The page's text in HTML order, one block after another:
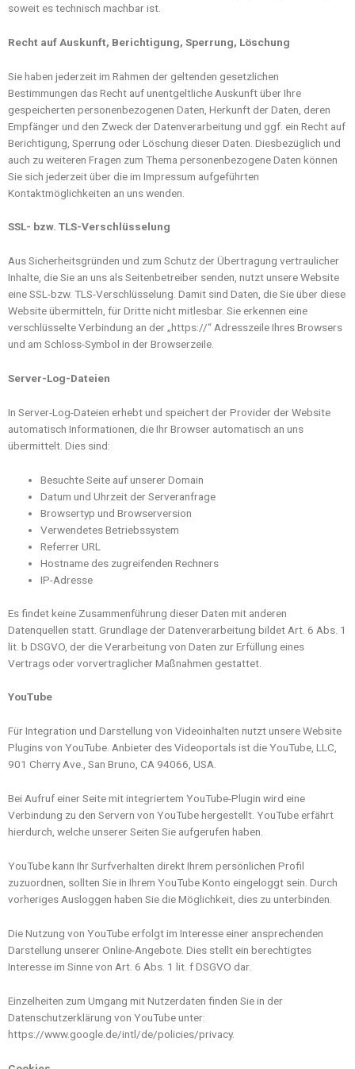
soweit es technisch machbar ist.
Recht auf Auskunft, Berichtigung, Sperrung, Löschung
Sie haben jederzeit im Rahmen der geltenden gesetzlichen
Bestimmungen das Recht auf unentgeltliche Auskunft über Ihre
gespeicherten personenbezogenen Daten, Herkunft der Daten, deren
Empfänger und den Zweck der Datenverarbeitung und ggf. ein Recht auf
Berichtigung, Sperrung oder Löschung dieser Daten. Diesbezüglich und
auch zu weiteren Fragen zum Thema personenbezogene Daten können
Sie sich jederzeit über die im Impressum aufgeführten
Kontaktmöglichkeiten an uns wenden.
SSL- bzw. TLS-Verschlüsselung
Aus Sicherheitsgründen und zum Schutz der Übertragung vertraulicher
Inhalte, die Sie an uns als Seitenbetreiber senden, nutzt unsere Website
eine SSL-bzw. TLS-Verschlüsselung. Damit sind Daten, die Sie über diese
Website übermitteln, für Dritte nicht mitlesbar. Sie erkennen eine
verschlüsselte Verbindung an der „https://“ Adresszeile Ihres Browsers
und am Schloss-Symbol in der Browserzeile.
Server-Log-Dateien
In Server-Log-Dateien erhebt und speichert der Provider der Website
automatisch Informationen, die Ihr Browser automatisch an uns
übermittelt. Dies sind:
Besuchte Seite auf unserer Domain
Datum und Uhrzeit der Serveranfrage
Browsertyp und Browserversion
Verwendetes Betriebssystem
Referrer URL
Hostname des zugreifenden Rechners
IP-Adresse
Es findet keine Zusammenführung dieser Daten mit anderen
Datenquellen statt. Grundlage der Datenverarbeitung bildet Art. 6 Abs. 1
lit. b DSGVO, der die Verarbeitung von Daten zur Erfüllung eines
Vertrags oder vorvertraglicher Maßnahmen gestattet.
YouTube
Für Integration und Darstellung von Videoinhalten nutzt unsere Website
Plugins von YouTube. Anbieter des Videoportals ist die YouTube, LLC,
901 Cherry Ave., San Bruno, CA 94066, USA.
Bei Aufruf einer Seite mit integriertem YouTube-Plugin wird eine
Verbindung zu den Servern von YouTube hergestellt. YouTube erfährt
hierdurch, welche unserer Seiten Sie aufgerufen haben.
YouTube kann Ihr Surfverhalten direkt Ihrem persönlichen Profil
zuzuordnen, sollten Sie in Ihrem YouTube Konto eingeloggt sein. Durch
vorheriges Ausloggen haben Sie die Möglichkeit, dies zu unterbinden.
Die Nutzung von YouTube erfolgt im Interesse einer ansprechenden
Darstellung unserer Online-Angebote. Dies stellt ein berechtigtes
Interesse im Sinne von Art. 6 Abs. 1 lit. f DSGVO dar.
Einzelheiten zum Umgang mit Nutzerdaten finden Sie in der
Datenschutzerklärung von YouTube unter:
https://www.google.de/intl/de/policies/privacy.